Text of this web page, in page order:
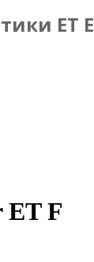
ET E
ET F